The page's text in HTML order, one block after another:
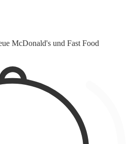
McDonald's und Fast Food